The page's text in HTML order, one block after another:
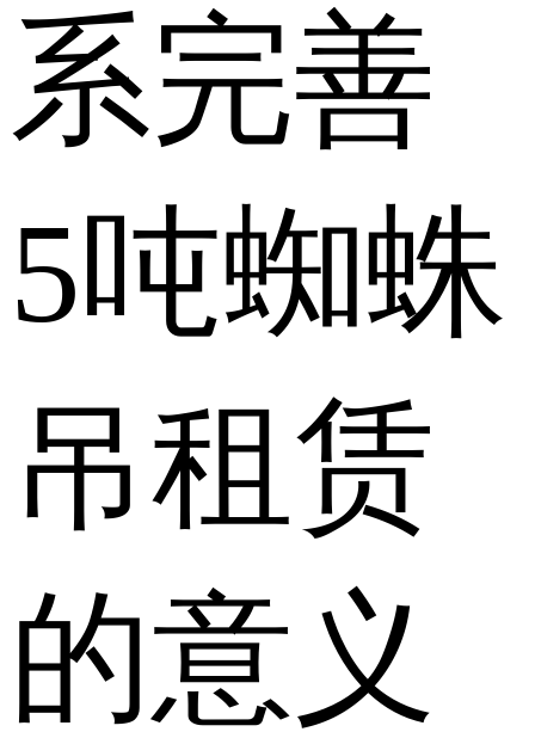
系完善
5吨蜘蛛
吊租赁
的意义